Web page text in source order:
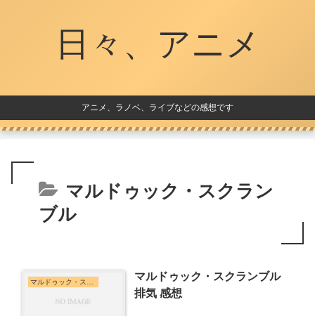
日々、アニメ
アニメ、ラノベ、ライブなどの感想です
マルドゥック・スクラン
ブル
マルドゥック・スクランブル
排気 感想